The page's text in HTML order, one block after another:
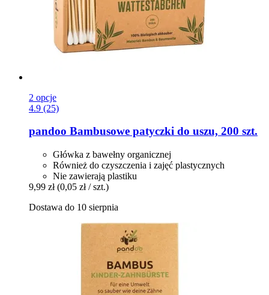
2 opcje
4.9 (25)
pandoo Bambusowe patyczki do uszu, 200 szt.
Główka z bawełny organicznej
Również do czyszczenia i zajęć plastycznych
Nie zawierają plastiku
9,99 zł (0,05 zł / szt.)
Dostawa do 10 sierpnia